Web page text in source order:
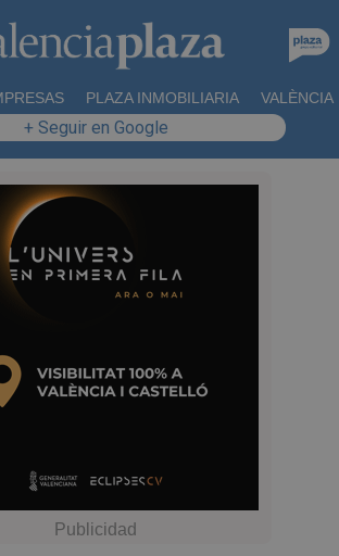
PLAZA INMOBILIARIA VALÈNCIA
+ Seguir en Google